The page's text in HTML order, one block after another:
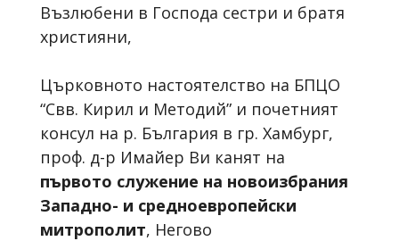
Възлюбени в Господа сестри и братя
християни,
Църковното настоятелство на БПЦО
“Свв. Кирил и Методий” и почетният
консул на р. България в гр. Хамбург,
проф. д-р Имайер Ви канят на
първото служение на новоизбрания
Западно- и средноевропейски
митрополит, Негово